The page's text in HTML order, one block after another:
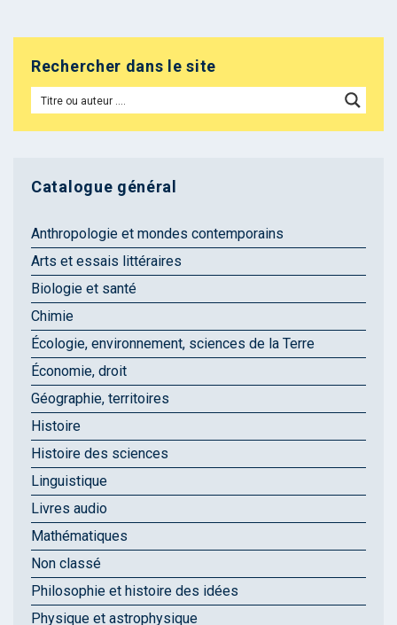
Rechercher dans le site
Catalogue général
Anthropologie et mondes contemporains
Arts et essais littéraires
Biologie et santé
Chimie
Écologie, environnement, sciences de la Terre
Économie, droit
Géographie, territoires
Histoire
Histoire des sciences
Linguistique
Livres audio
Mathématiques
Non classé
Philosophie et histoire des idées
Physique et astrophysique